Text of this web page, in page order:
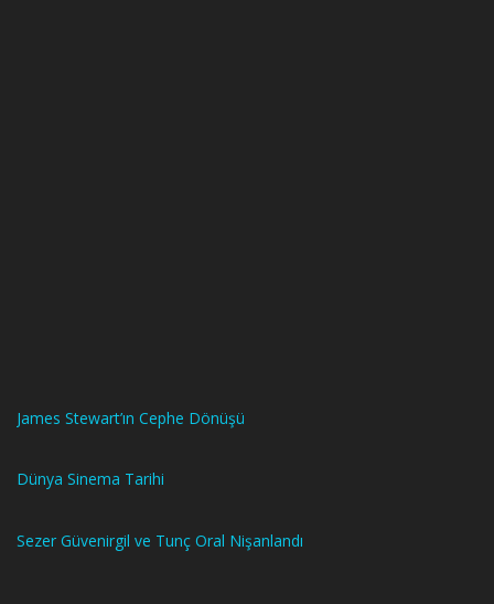
James Stewart’ın Cephe Dönüşü
Dünya Sinema Tarihi
Sezer Güvenirgil ve Tunç Oral Nişanlandı